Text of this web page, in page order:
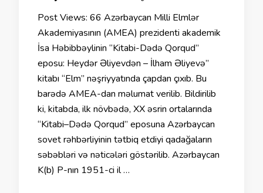
Post Views: 66 Azərbaycan Milli Elmlər
Akademiyasının (AMEA) prezidenti akademik
İsa Həbibbəylinin “Kitabi-Dədə Qorqud”
eposu: Heydər Əliyevdən – İlham Əliyevə”
kitabı “Elm” nəşriyyatında çapdan çıxıb. Bu
barədə AMEA-dan məlumat verilib. Bildirilib
ki, kitabda, ilk növbədə, XX əsrin ortalarında
“Kitabi–Dədə Qorqud” eposuna Azərbaycan
sovet rəhbərliyinin tətbiq etdiyi qadağaların
səbəbləri və nəticələri göstərilib. Azərbaycan
K(b) P-nın 1951-ci il …